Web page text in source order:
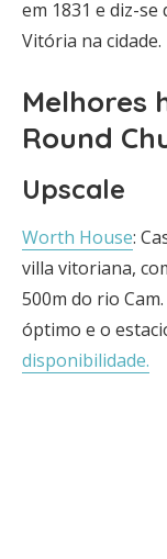
em 1831 e diz-
Vitória na cidade.
Melhores
Round
Upscale
Worth House:
villa vitoriana,
500m do rio
óptimo e o
disponibilidade.